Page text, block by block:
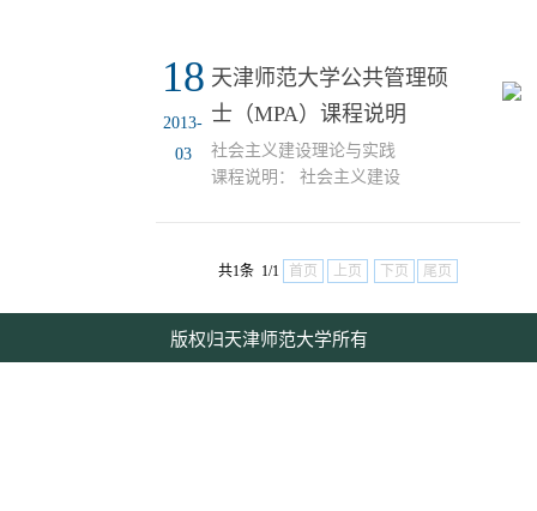
18
2013-
03
天津师范大学公共管理硕
士（MPA）课程说明
社会主义建设理论与实践
课程说明： 社会主义建设
共1条 1/1 首页 上页 下页 尾页
版权归天津师范大学所有